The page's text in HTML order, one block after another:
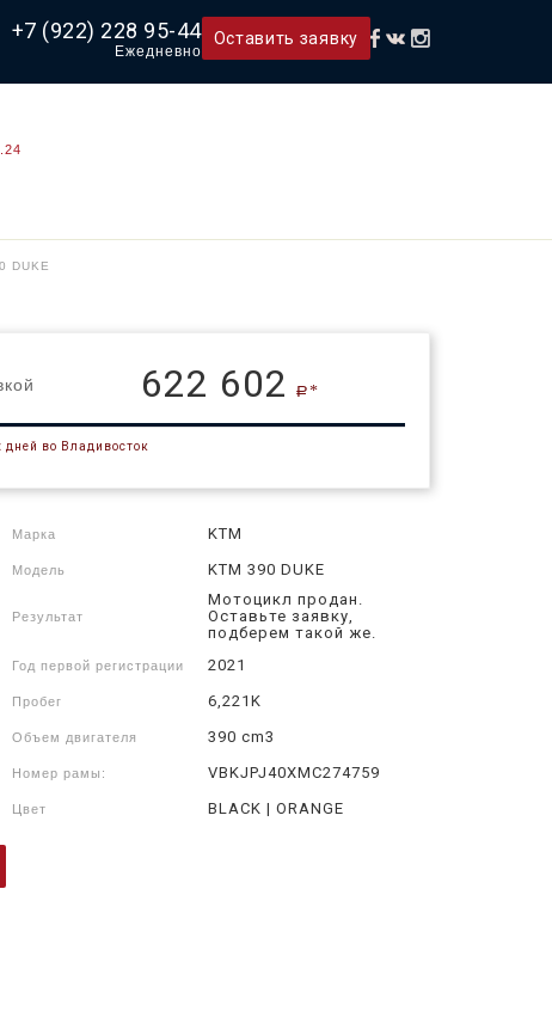
+7 (922) 228 95-44
Ежедневно
Оставить заявку
DUKE
622 602 a*
дней во Владивосток
Марка KTM
Модель KTM 390 DUKE
Результат
Мотоцикл продан.
Оставьте заявку,
подберем такой же.
Год первой регистрации 2021
Пробег 6,221K
Объем двигателя 390 cm3
Номер рамы: VBKJPJ40XMC274759
Цвет BLACK | ORANGE